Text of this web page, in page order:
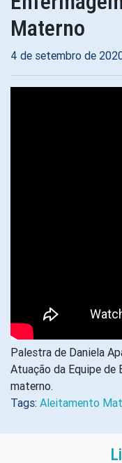
Materno
4 de setembro de
Palestra de Daniela
Atuação da Equipe de
materno.
Tags: Aleitamento